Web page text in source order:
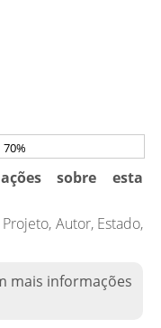
70%
sobre esta
Autor, Estado,
mais informações